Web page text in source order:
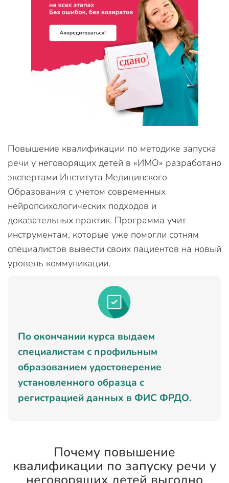
Повышение квалификации по методике запуска
речи у неговорящих детей в «ИМО» разработано
экспертами Института Медицинского
Образования с учетом современных
нейропсихологических подходов и
доказательных практик. Программа учит
инструментам, которые уже помогли сотням
специалистов вывести своих пациентов на новый
уровень коммуникации.
По окончании курса выдаем
специалистам с профильным
образованием удостоверение
установленного образца с
регистрацией данных в ФИС ФРДО.
Почему повышение
квалификации по запуску речи у